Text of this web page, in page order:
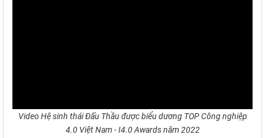
Video Hệ sinh thái Đấu Thầu được biểu dương TOP Công nghiệp
4.0 Việt Nam - I4.0 Awards năm 2022